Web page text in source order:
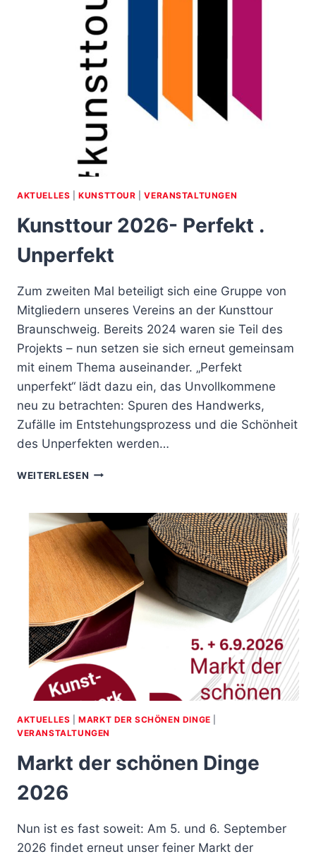
ALTE
WAAGE
BRAUNSCHWEIG
AKTUELLES |KUNSTTOUR |VERANSTALTUNGEN
Kunsttour 2026- Perfekt .
Unperfekt
Zum zweiten Mal beteiligt sich eine Gruppe von
Mitgliedern unseres Vereins an der Kunsttour
Braunschweig. Bereits 2024 waren sie Teil des
Projekts – nun setzen sie sich erneut gemeinsam
mit einem Thema auseinander. „Perfekt
unperfekt“ lädt dazu ein, das Unvollkommene
neu zu betrachten: Spuren des Handwerks,
Zufälle im Entstehungsprozess und die Schönheit
des Unperfekten werden…
WEITERLESEN KUNSTTOUR
.
UNPERFEKT
AKTUELLES |MARKT DER SCHÖNEN DINGE
VERANSTALTUNGEN
Markt der schönen Dinge
2026
Nun ist es fast soweit: Am 5. und 6. September
2026 findet erneut unser feiner Markt der